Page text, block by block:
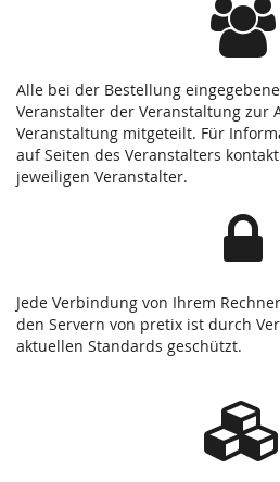
Alle bei der Bestellung
Veranstalter der Veranstaltung zur
Veranstaltung mitgeteilt. Für
auf Seiten des Veranstalters
jeweiligen Veranstalter.
Jede Verbindung von Ihrem
den Servern von pretix ist durch
aktuellen Standards geschützt.